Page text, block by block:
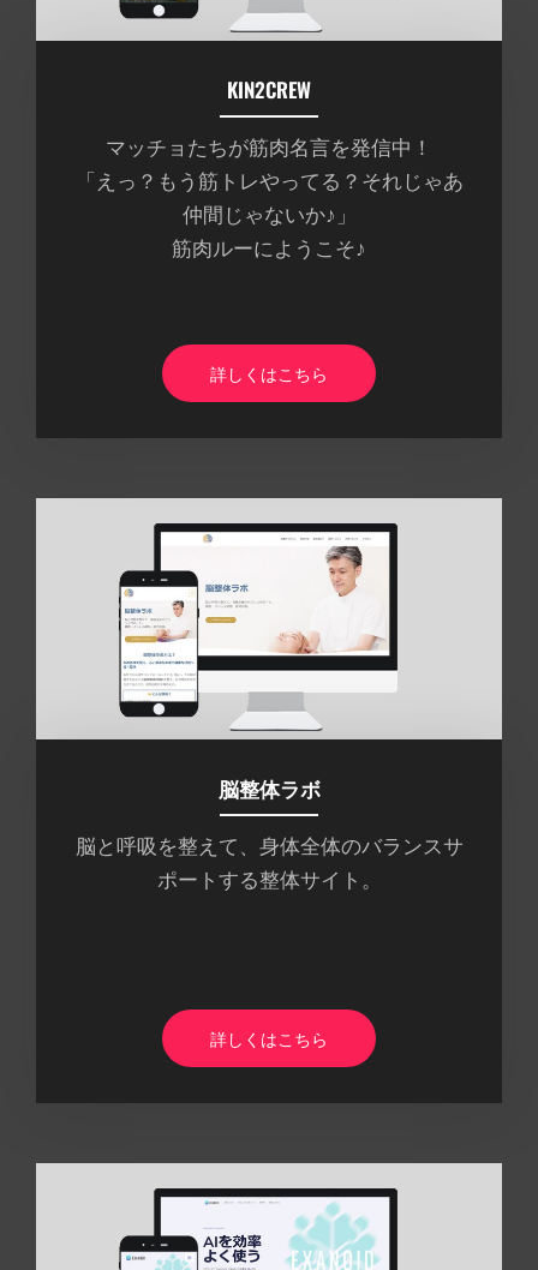
KIN2CREW
マッチョたちが筋肉名言を発信中！
「えっ？もう筋トレやってる？それじゃあ
仲間じゃないか♪」
筋肉ルーにようこそ♪
詳しくはこちら
脳整体ラボ
脳と呼吸を整えて、身体全体のバランスサ
ポートする整体サイト。
詳しくはこちら